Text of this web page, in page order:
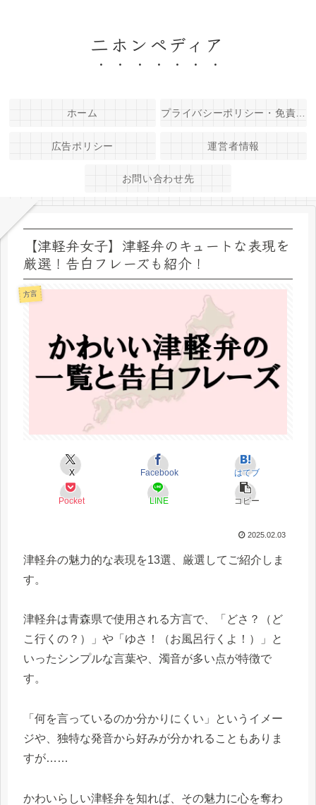
二ホンペディア
ホーム
広告ポリシー 運営者情報
お問い合わせ先
【津軽弁女子】津軽弁のキュートな表現を
厳選！告白フレーズも紹介！
方言
X Facebook はてブ
Pocket LINE コピー
2025.02.03
津軽弁の魅力的な表現を13選、厳選してご紹介しま
す。
津軽弁は青森県で使用される方言で、「どさ？（ど
こ行くの？）」や「ゆさ！（お風呂行くよ！）」と
いったシンプルな言葉や、濁音が多い点が特徴で
す。
「何を言っているのか分かりにくい」というイメー
ジや、独特な発音から好みが分かれることもありま
すが……
かわいらしい津軽弁を知れば、その魅力に心を奪わ